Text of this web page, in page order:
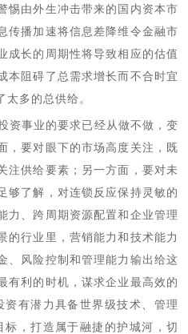
惕由外生冲击带来的国内资本市
传播加速将信息差降维令金融市
成长的周期性将导致相应的估值
本阻碍了总需求增长而不合时宜
多的总供给。
资事业的要求已经从做不做，变
，要对眼下的市场高度关注，既
注供给要素；另一方面，要对未
够了解，对连锁反应保持灵敏的
力、跨周期资源配置和企业管理
的行业里，营销能力和技术能力
、风险控制和管理能力输出给这
有利的时机，谋求企业最高效的
有潜力具备世界级技术、管理
，打造属于融捷的护城河，切